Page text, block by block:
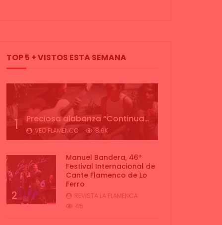
TOP 5 + VISTOS ESTA SEMANA
1 Preciosa alabanza “Continua” cantada por ALBA CORTES acompañada de IVAN a la guitarra | VEOFLAMENCO
VEO FLAMENCO 8.6K
2
Manuel Bandera, 46º
Festival Internacional de
Cante Flamenco de Lo
Ferro
REVISTA LA FLAMENCA
45